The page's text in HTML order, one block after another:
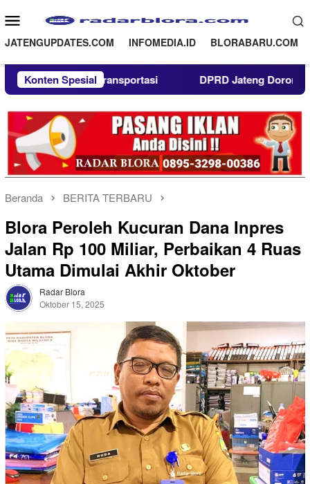
ke
konten
Menu
Mobile
JATENGUPDATES.COM INFOMEDIA.ID BLORABARU.COM
Konten Spesial
Transportasi DPRD Jateng Dorong Swasta Atasi
Beranda BERITA TERBARU
Blora Peroleh Kucuran Dana Inpres
Jalan Rp 100 Miliar, Perbaikan 4 Ruas
Utama Dimulai Akhir Oktober
Radar Blora
Oktober 15, 2025